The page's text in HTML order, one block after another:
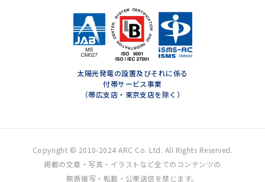
太陽光発電の設置及びそれに係る
付帯サービス事業
（帯広支店・東京支店を除く）
Copyright © 2010-2024 ARC Co. Ltd. All Rights Reserved.
掲載の文章・写真・イラストなど全てのコンテンツの
無断複写・転載・公衆送信を禁じます。